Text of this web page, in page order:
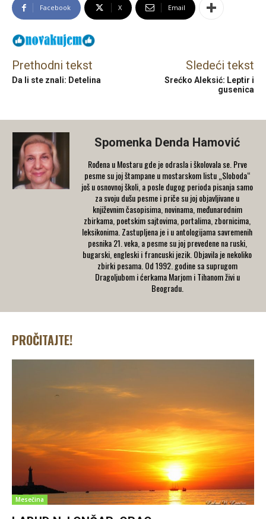
Facebook X Email
Prethodni tekst
Da li ste znali: Detelina
Sledeći tekst
Srećko Aleksić: Leptir i
gusenica
Spomenka Denda Hamović
Rođena u Mostaru gde je odrasla i školovala se. Prve
pesme su joj štampane u mostarskom listu „Sloboda“
još u osnovnoj školi, a posle dugog perioda pisanja samo
za svoju dušu pesme i priče su joj objavljivane u
književnim časopisima, novinama, međunarodnim
zbirkama, poetskim sajtovima, portalima, zbornicima,
leksikonima. Zastupljena je i u antologijama savremenih
pesnika 21. veka, a pesme su joj prevedene na ruski,
bugarski, engleski i francuski jezik. Objavila je nekoliko
zbirki pesama. Od 1992. godine sa suprugom
Dragoljubom i ćerkama Marjom i Tihanom živi u
Beogradu.
PROČITAJTE!
Mesečina